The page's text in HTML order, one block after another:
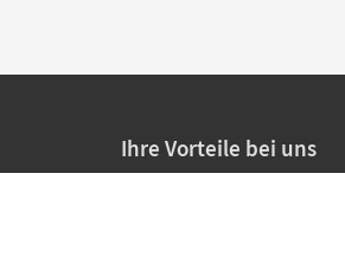
Ihre Vorteile bei uns